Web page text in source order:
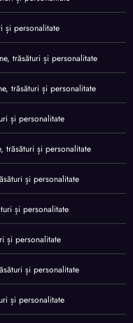
și personalitate
trăsături și personalitate
trăsături și personalitate
și personalitate
trăsături și personalitate
și personalitate
și personalitate
și personalitate
și personalitate
și personalitate